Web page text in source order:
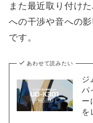
また最近取り付け
への干渉や音への
です。
あわせて読みたい
ジ
パ
ー
を